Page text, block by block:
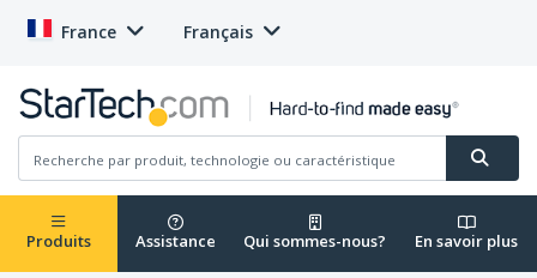
France Français
Produits Assistance Qui sommes-nous? En savoir plus